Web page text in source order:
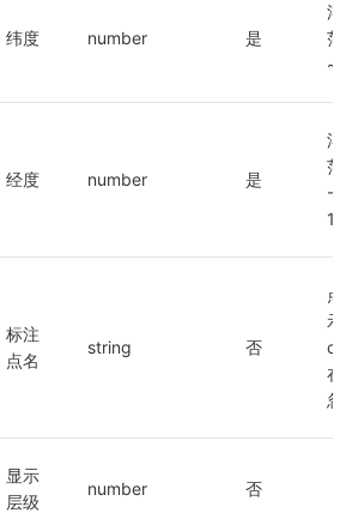
纬度 number 是
浮
范
~
经度 number 是
浮
范
-
标注
点名
string 否
点
示
在
忽
显示
层级
number 否